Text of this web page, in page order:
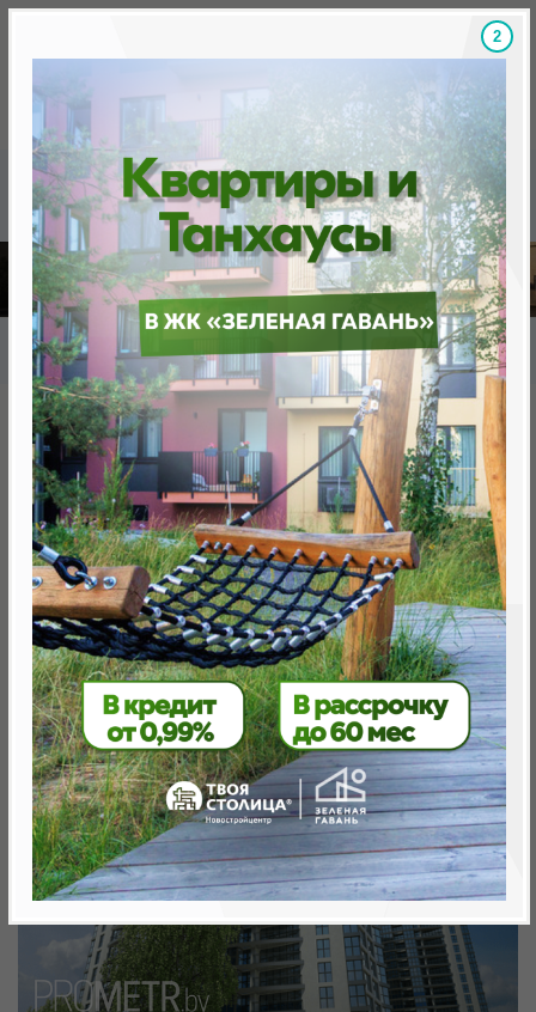
Скидки на новостройки, бонусы Готовые
Главная База новостроек Минска «Минск Мир»
7.10 "Ницца", квартал «Средиземноморский»
7.10 "Ницца", квартал
«Средиземноморский»
нет в продаже
Минск, Октябрьский, ул. Николы Теслы
метро «Ковальская Слобода», 566 м
1